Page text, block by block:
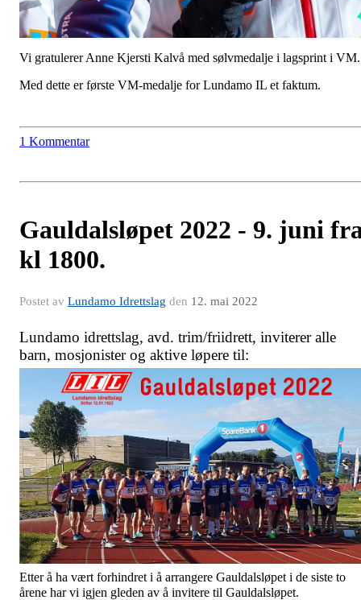
Vi gratulerer Anne Kjersti Kalvå med sølvmedalje i lagsprint i VM.
Med dette er første VM-medalje for Lundamo IL et faktum.
1 Kommentar
Gauldalsløpet 2022 - 9. juni
kl 1800.
Postet av Lundamo Idrettslag den 12. mai 2022
Lundamo idrettslag, avd. trim/friidrett, inviterer alle
barn, mosjonister og aktive løpere til:
Etter å ha vært forhindret i å arrangere Gauldalsløpet i de siste to
årene har vi igjen gleden av å invitere til Gauldalsløpet.